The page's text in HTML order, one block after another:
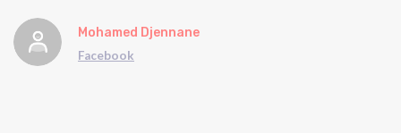
Mohamed Djennane
Facebook